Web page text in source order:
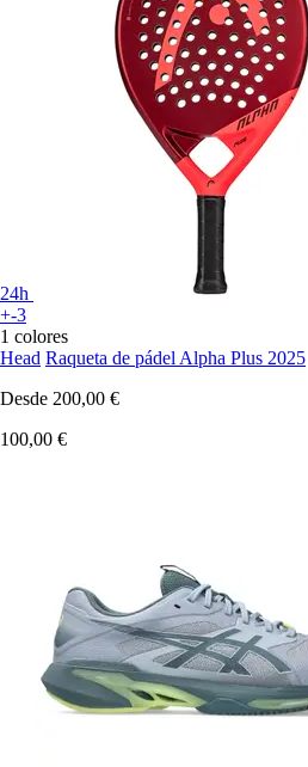
24h
+-3
1 colores
Head Raqueta de pádel Alpha Plus 2025
Desde 200,00 €
100,00 €